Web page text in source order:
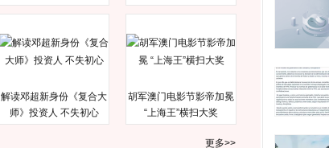
解读邓超新身份《复合大
师》投资人 不失初心
胡军澳门电影节影帝加冕
“上海王”横扫大奖
更多>>